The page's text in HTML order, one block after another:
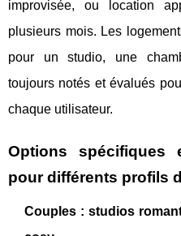
improvisée, ou location
plusieurs mois. Les
pour un studio, une
toujours notés et évalués
chaque utilisateur.
Options spécifiques
pour différents profils
Couples : studios